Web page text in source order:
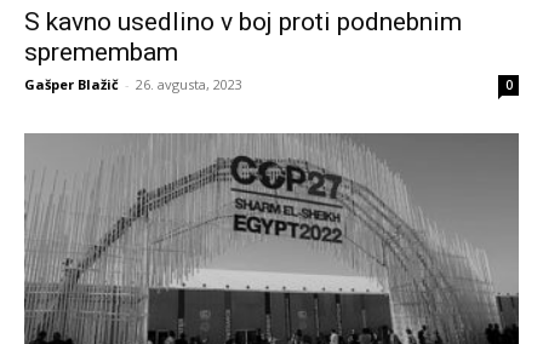
S kavno usedlino v boj proti podnebnim
spremembam
Gašper Blažič - 26. avgusta, 2023 0